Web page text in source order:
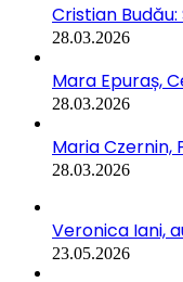
Cristian
28.03.2026
Mara Epuraș,
28.03.2026
Maria
28.03.2026
Veronica Iani,
23.05.2026